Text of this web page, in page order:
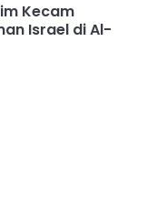
Kecam
Israel di Al-